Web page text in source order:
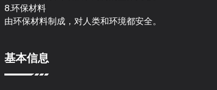
8.环保材料
由环保材料制成，对人类和环境都安全。
基本信息